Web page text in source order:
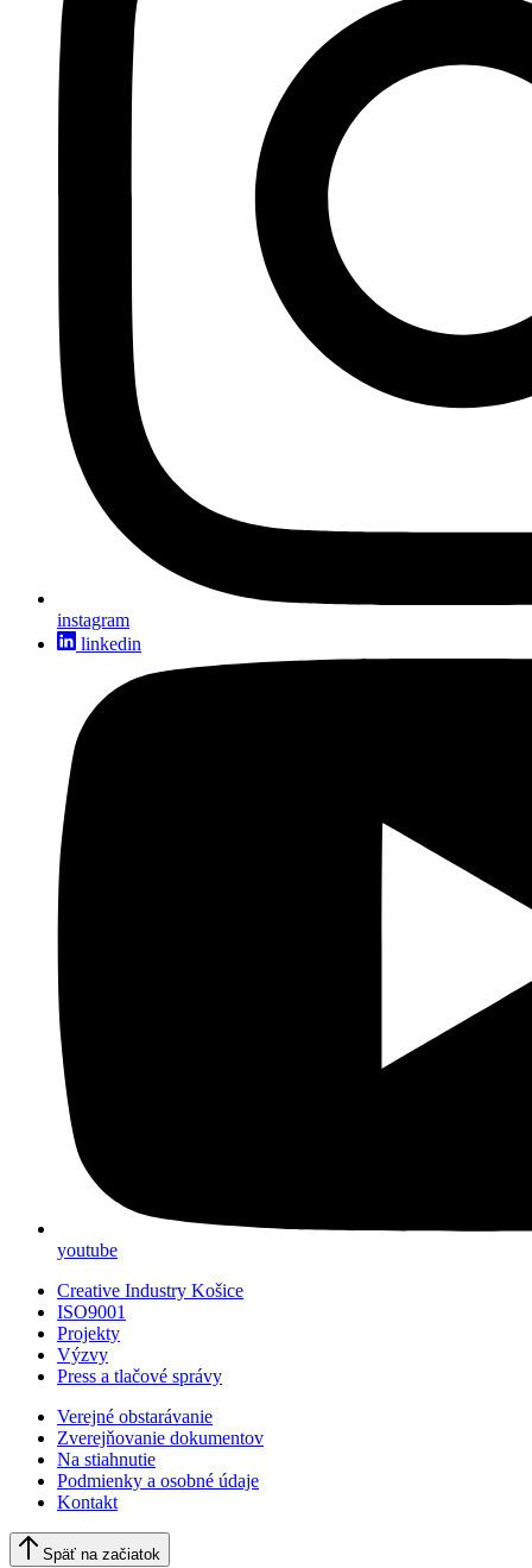
instagram
linkedin
youtube
Creative Industry Košice
ISO9001
Projekty
Výzvy
Press a tlačové správy
Verejné obstarávanie
Zverejňovanie dokumentov
Na stiahnutie
Podmienky a osobné údaje
Kontakt
Späť na začiatok